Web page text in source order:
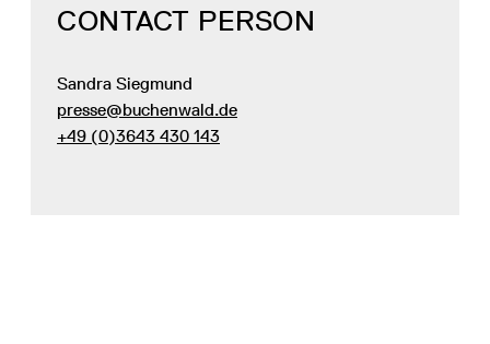
CONTACT PERSON
Sandra Siegmund
presse@buchenwald.de
+49 (0)3643 430 143